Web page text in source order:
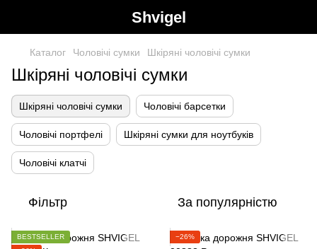
Shvigel
Каталог Чоловічі сумки Шкіряні чоловічі сумки
Шкіряні чоловічі сумки
Шкіряні чоловічі сумки Чоловічі барсетки
Чоловічі портфелі Шкіряні сумки для ноутбуків
Чоловічі клатчі
Фільтр За популярністю
BESTSELLER
−26%